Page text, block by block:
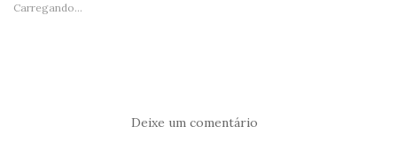
Carregando...
Deixe um comentário